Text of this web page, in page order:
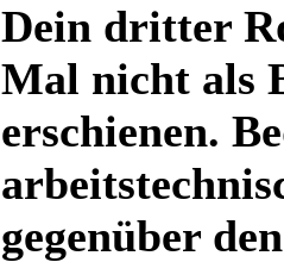
Dein dritter
Mal nicht als
erschienen.
gegenüber